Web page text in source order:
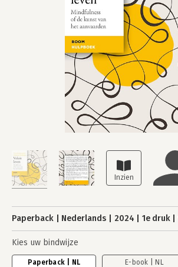
Paperback Nederlands 2024 1e druk
Kies uw bindwijze
Paperback | NL E-book | NL